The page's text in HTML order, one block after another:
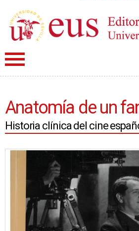
Anatomía de un
Historia clínica del cine